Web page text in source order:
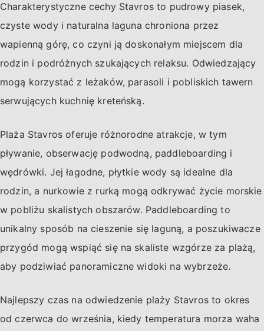
Charakterystyczne cechy Stavros to pudrowy piasek,
czyste wody i naturalna laguna chroniona przez
wapienną górę, co czyni ją doskonałym miejscem dla
rodzin i podróżnych szukających relaksu. Odwiedzający
mogą korzystać z leżaków, parasoli i pobliskich tawern
serwujących kuchnię kreteńską.
Plaża Stavros oferuje różnorodne atrakcje, w tym
pływanie, obserwację podwodną, paddleboarding i
wędrówki. Jej łagodne, płytkie wody są idealne dla
rodzin, a nurkowie z rurką mogą odkrywać życie morskie
w pobliżu skalistych obszarów. Paddleboarding to
unikalny sposób na cieszenie się laguną, a poszukiwacze
przygód mogą wspiąć się na skaliste wzgórze za plażą,
aby podziwiać panoramiczne widoki na wybrzeże.
Najlepszy czas na odwiedzenie plaży Stavros to okres
od czerwca do września, kiedy temperatura morza waha